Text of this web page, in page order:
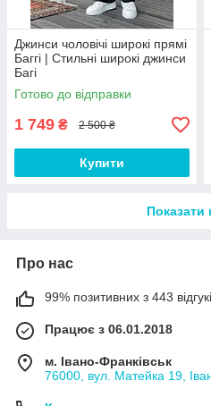
Джинси чоловічі широкі прямі
Баггі | Стильні широкі джинси
Багі
Готово до відправки
1 749 ₴ 2 500 ₴
Купити
Показати
Про нас
99% позитивних з 443
Працює з 06.01.2018
м. Івано-Франківськ
76000, вул. Матейка 19,